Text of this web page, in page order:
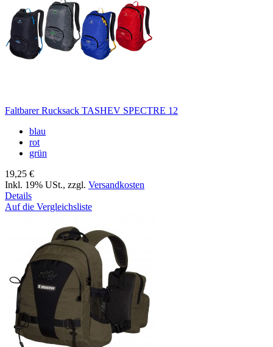
Faltbarer Rucksack TASHEV SPECTRE 12
blau
rot
grün
19,25 €
Inkl. 19% USt., zzgl. Versandkosten
Details
Auf die Vergleichsliste